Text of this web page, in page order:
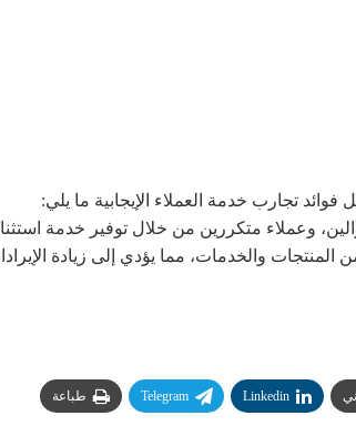
وعملاء متكررين من خلال توفير خدمة
والخدمات، مما يؤدي إلى زيادة
Linkedin
Telegram طباعة